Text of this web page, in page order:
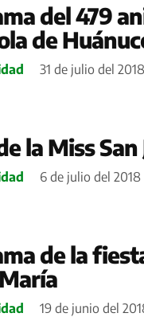
del 479
de
31 de julio del
la Miss
6 de julio del 2018
de la
19 de junio del